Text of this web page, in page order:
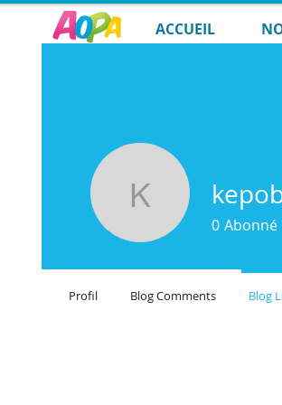
ACCUEIL
0 Abonné
Profil Blog Comments Blog